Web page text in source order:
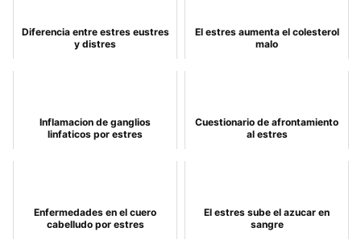
Diferencia entre estres eustres
y distres
El estres aumenta el colesterol
malo
Inflamacion de ganglios
linfaticos por estres
Cuestionario de afrontamiento
al estres
Enfermedades en el cuero
cabelludo por estres
El estres sube el azucar en
sangre